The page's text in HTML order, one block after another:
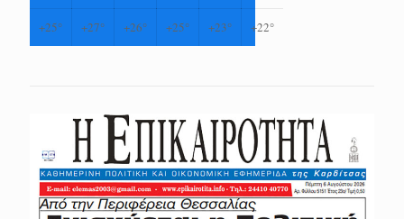
+25° +27° +26° +25° +23° +22°